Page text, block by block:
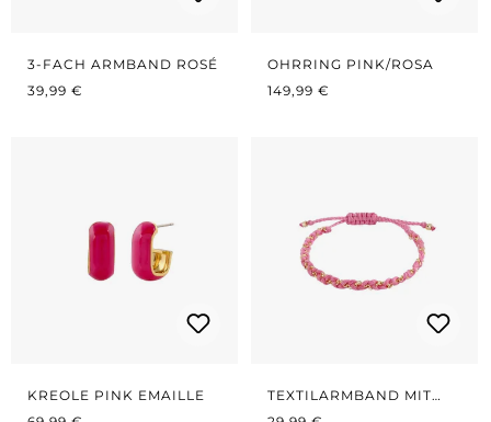
3-FACH ARMBAND ROSÉ
REGULÄRER PREIS:
39,99 €
OHRRING PINK/ROSA
REGULÄRER PREIS:
149,99 €
KREOLE PINK EMAILLE
TEXTILARMBAND MIT
CHAIN ROSA